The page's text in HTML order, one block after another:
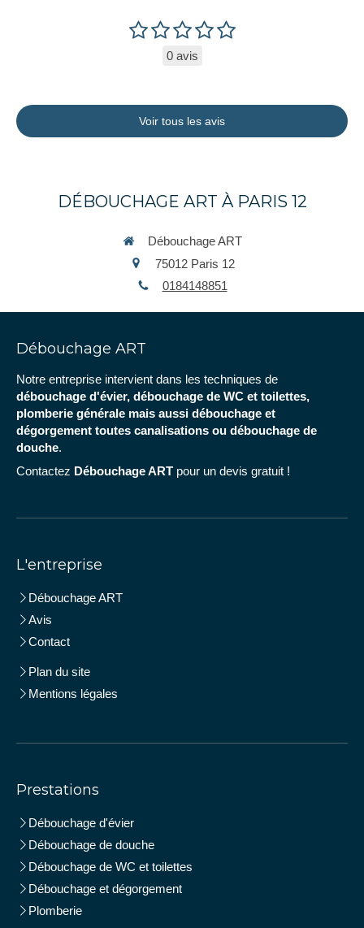
0 avis
Voir tous les avis
DÉBOUCHAGE ART À PARIS 12
Débouchage ART
75012 Paris 12
0184148851
Débouchage ART
Notre entreprise intervient dans les techniques de
débouchage d'évier, débouchage de WC et toilettes,
plomberie générale mais aussi débouchage et
dégorgement toutes canalisations ou débouchage de
douche.
Contactez Débouchage ART pour un devis gratuit !
L'entreprise
Débouchage ART
Avis
Contact
Plan du site
Mentions légales
Prestations
Débouchage d'évier
Débouchage de douche
Débouchage de WC et toilettes
Débouchage et dégorgement
Plomberie